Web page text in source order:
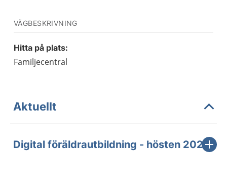
VÄGBESKRIVNING
Hitta på plats:
Familjecentral
Aktuellt
Digital föräldrautbildning - hösten 2026